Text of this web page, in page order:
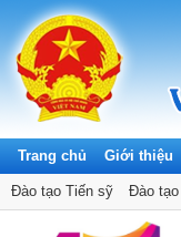
Trang chủ Giới thiệu
Hội thảo khoa học Đề
Kiến trúc Quy hoạch
Đào tạo Tiến sỹ Đào
Monday, 10/08/2026